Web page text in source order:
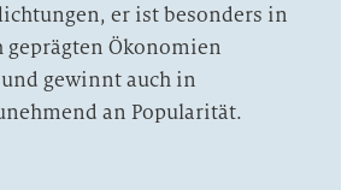
er ist besonders in
geprägten Ökonomien
gewinnt auch in
an Popularität.